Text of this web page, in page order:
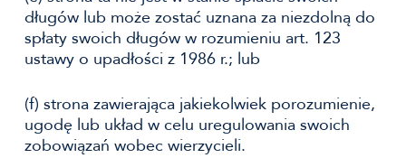
długów lub może zostać uznana za niezdolną do
spłaty swoich długów w rozumieniu art. 123
ustawy o upadłości z 1986 r.; lub
(f) strona zawierająca jakiekolwiek porozumienie,
ugodę lub układ w celu uregulowania swoich
zobowiązań wobec wierzycieli.